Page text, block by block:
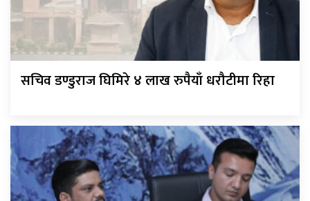
सचिव डण्डुराज घिमिरे ४ लाख रुपैयाँ धरौटीमा रिहा